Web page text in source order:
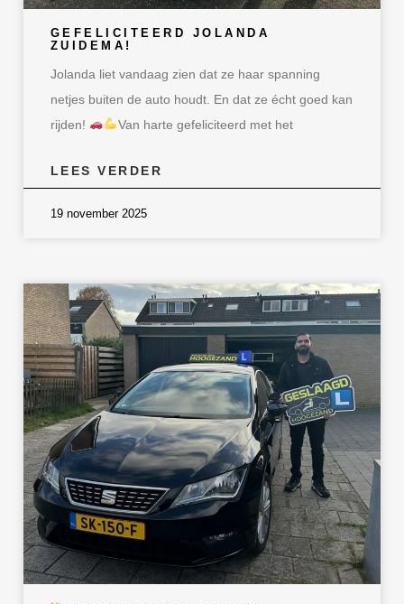
GEFELICITEERD JOLANDA
ZUIDEMA!
Jolanda liet vandaag zien dat ze haar spanning
netjes buiten de auto houdt. En dat ze écht goed kan
rijden!
Van harte gefeliciteerd met het
LEES VERDER
19 november 2025